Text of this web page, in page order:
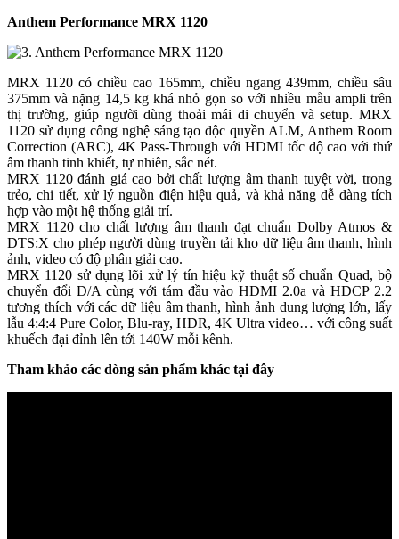
Anthem Performance MRX 1120
MRX 1120 có chiều cao 165mm, chiều ngang 439mm, chiều sâu
375mm và nặng 14,5 kg khá nhỏ gọn so với nhiều mẫu ampli trên
thị trường, giúp người dùng thoải mái di chuyển và setup. MRX
1120 sử dụng công nghệ sáng tạo độc quyền ALM, Anthem Room
Correction (ARC), 4K Pass-Through với HDMI tốc độ cao với thứ
âm thanh tinh khiết, tự nhiên, sắc nét.
MRX 1120 đánh giá cao bởi chất lượng âm thanh tuyệt vời, trong
trẻo, chi tiết, xử lý nguồn điện hiệu quả, và khả năng dễ dàng tích
hợp vào một hệ thống giải trí.
MRX 1120 cho chất lượng âm thanh đạt chuẩn Dolby Atmos &
DTS:X cho phép người dùng truyền tải kho dữ liệu âm thanh, hình
ảnh, video có độ phân giải cao.
MRX 1120 sử dụng lõi xử lý tín hiệu kỹ thuật số chuẩn Quad, bộ
chuyển đổi D/A cùng với tám đầu vào HDMI 2.0a và HDCP 2.2
tương thích với các dữ liệu âm thanh, hình ảnh dung lượng lớn, lấy
lẫu 4:4:4 Pure Color, Blu-ray, HDR, 4K Ultra video… với công suất
khuếch đại đỉnh lên tới 140W mỗi kênh.
Tham khảo các dòng sản phẩm khác tại đây